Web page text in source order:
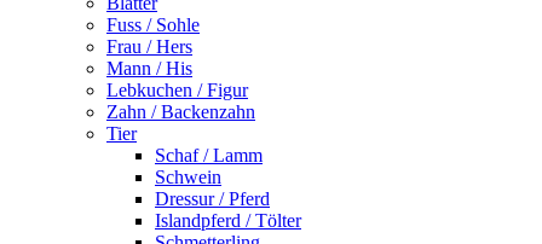
Fuss / Sohle
Frau / Hers
Mann / His
Lebkuchen / Figur
Zahn / Backenzahn
Tier
Schaf / Lamm
Schwein
Dressur / Pferd
Islandpferd / Tölter